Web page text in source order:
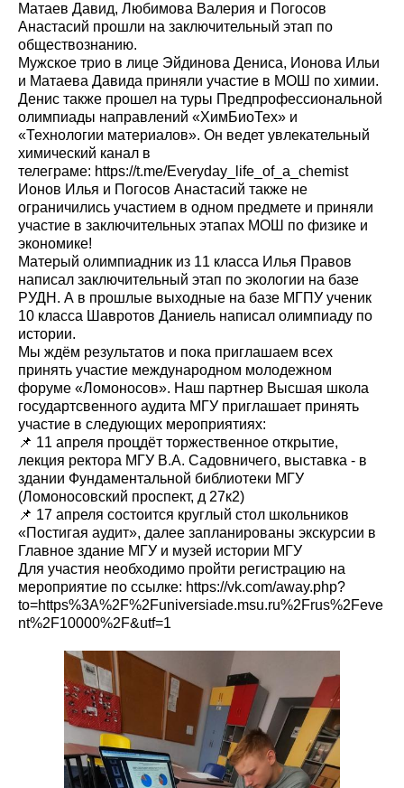
Матаев Давид, Любимова Валерия и Погосов
Анастасий прошли на заключительный этап по
обществознанию.
Мужское трио в лице Эйдинова Дениса, Ионова Ильи
и Матаева Давида приняли участие в МОШ по химии.
Денис также прошел на туры Предпрофессиональной
олимпиады направлений «ХимБиоТех» и
«Технологии материалов». Он ведет увлекательный
химический канал в
телеграме: https://t.me/Everyday_life_of_a_chemist
Ионов Илья и Погосов Анастасий также не
ограничились участием в одном предмете и приняли
участие в заключительных этапах МОШ по физике и
экономике!
Матерый олимпиадник из 11 класса Илья Правов
написал заключительный этап по экологии на базе
РУДН. А в прошлые выходные на базе МГПУ ученик
10 класса Шавротов Даниель написал олимпиаду по
истории.
Мы ждём результатов и пока приглашаем всех
принять участие международном молодежном
форуме «Ломоносов». Наш партнер Высшая школа
государтсвенного аудита МГУ приглашает принять
участие в следующих мероприятиях:
📌 11 апреля процдёт торжественное открытие,
лекция ректора МГУ В.А. Садовничего, выставка - в
здании Фундаментальной библиотеки МГУ
(Ломоносовский проспект, д 27к2)
📌 17 апреля состоится круглый стол школьников
«Постигая аудит», далее запланированы экскурсии в
Главное здание МГУ и музей истории МГУ
Для участия необходимо пройти регистрацию на
мероприятие по ссылке: https://vk.com/away.php?
to=https%3A%2F%2Funiversiade.msu.ru%2Frus%2Feve
nt%2F10000%2F&utf=1